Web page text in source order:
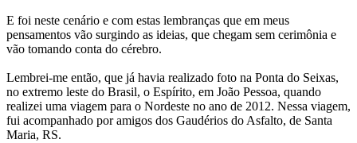
E foi neste cenário e com estas lembranças que em meus
pensamentos vão surgindo as ideias, que chegam sem cerimônia e
vão tomando conta do cérebro.
Lembrei-me então, que já havia realizado foto na Ponta do Seixas,
no extremo leste do Brasil, o Espírito, em João Pessoa, quando
realizei uma viagem para o Nordeste no ano de 2012. Nessa viagem,
fui acompanhado por amigos dos Gaudérios do Asfalto, de Santa
Maria, RS.